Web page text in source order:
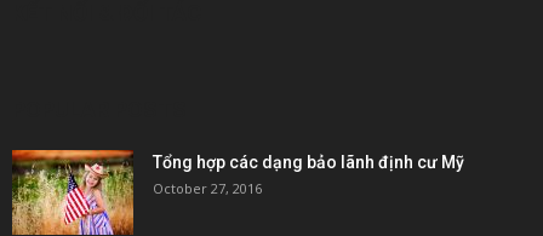
Tổng hợp các dạng bảo lãnh định cư Mỹ
October 27, 2016